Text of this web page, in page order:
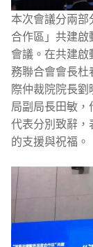
本次會議分兩部
合作區」共建
會議。在共建啟
務聯合會會長杜
際仲裁院院長
局副局長田敏
代表分別致辭，
的支援與祝福。